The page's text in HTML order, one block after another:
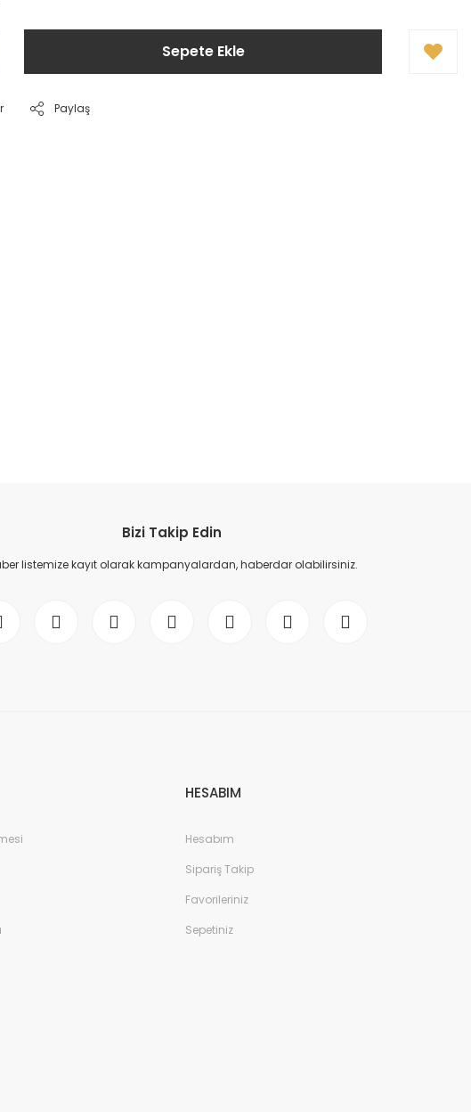
Sepete Ekle
Paylaş
Bizi Takip Edin
listemize kayıt olarak kampanyalardan, haberdar olabilirsiniz.
HESABIM
Hesabım
Sipariş Takip
Favorileriniz
Sepetiniz